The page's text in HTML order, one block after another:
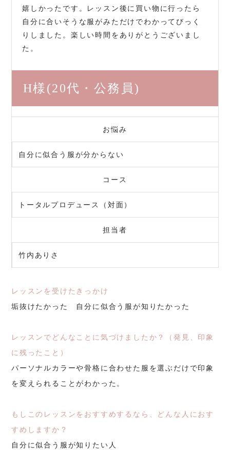
嬉しかったです。レッスン後に買い物に行ったら
自分に合いそうな服がみただけでわかってびっく
りしました。楽しい時間をありがとうございまし
た。
H様(20代・公務員)
お悩み
自分に似合う服が分からない
コース
トータルプロデュース（対面）
担当者
竹内ありさ
レッスンを受けたきっかけ
垢抜けたかった 自分に似合う服が知りたかった
レッスンでどんなことに気づけましたか？（発見、印象
に残ったこと）
パーソナルカラーや骨格に合わせた服を選ぶだけで印象
を変えられることがわかった。
もしこのレッスンをおすすめするなら、どんな人におす
すめしますか？
自分に似合う服が知りたい人